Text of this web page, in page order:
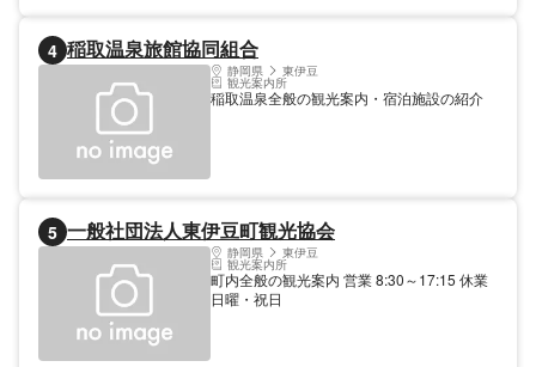
4 稲取温泉旅館協同組合
静岡県 東伊豆
観光案内所
稲取温泉全般の観光案内・宿泊施設の紹介
5 一般社団法人東伊豆町観光協会
静岡県 東伊豆
観光案内所
町内全般の観光案内 営業 8:30～17:15 休業
日曜・祝日